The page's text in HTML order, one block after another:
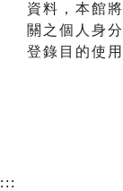
資料，本館
關之個人身
登錄目的使用
:::